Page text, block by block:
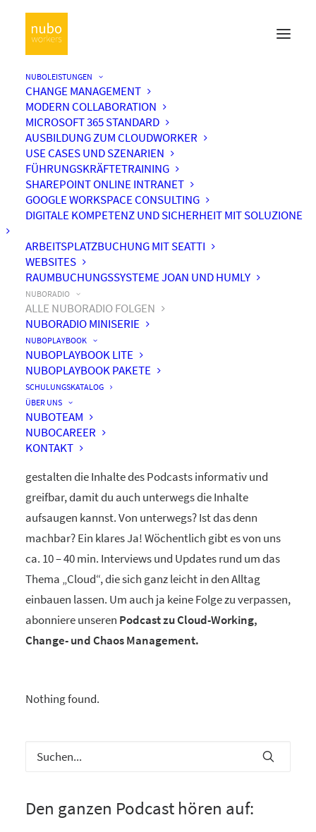
NUBOLEISTUNGEN
CHANGE MANAGEMENT
MODERN COLLABORATION
MICROSOFT 365 STANDARD
AUSBILDUNG ZUM CLOUDWORKER
USE CASES UND SZENARIEN
FÜHRUNGSKRÄFTETRAINING
SHAREPOINT ONLINE INTRANET
GOOGLE WORKSPACE CONSULTING
DIGITALE KOMPETENZ UND SICHERHEIT MIT SOLUZIONE
ARBEITSPLATZBUCHUNG MIT SEATTI
WEBSITES
RAUMBUCHUNGSSYSTEME JOAN UND HUMLY
NUBORADIO
ALLE NUBORADIO FOLGEN
NUBORADIO MINISERIE
NUBOPLAYBOOK
NUBOPLAYBOOK LITE
NUBOPLAYBOOK PAKETE
SCHULUNGSKATALOG
ÜBER UNS
NUBOTEAM
NUBOCAREER
KONTAKT
by nuboworkers GmbH
Herzlich Willkommen! Du hast nuboRadio – unseren
ganz eigenenPodcast zur Digitalisierung
Unsere beiden Moderatoren Dominique und Markus
gestalten die Inhalte des Podcasts informativ und
greifbar, damit du auch unterwegs die Inhalte
aufsaugen kannst. Von unterwegs? Ist das denn
machbar? Ein klares Ja! Wöchentlich gibt es von uns
ca. 10 – 40 min. Interviews und Updates rund um das
Thema „Cloud“, die sich ganz leicht in den Alltag
einbauen lassen. Um auch ja keine Folge zu verpassen,
abonniere unseren Podcast zu Cloud-Working,
Change- und Chaos Management.
Nothing found.
Den ganzen Podcast hören auf: